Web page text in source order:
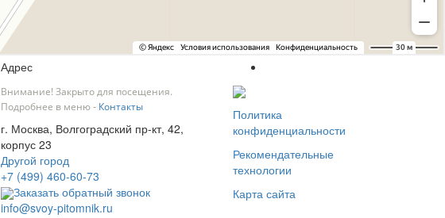
Адрес
Внимание! Закрыто для посещения.
Подробнее в меню - Контакты
г. Москва, Волгоградский пр-кт, 42,
корпус 23
Другой город
+7 (499) 460-60-73
Заказать обратный звонок
info@svoy-pitomnik.ru
Политика
конфиденциальности
Рекомендательные
технологии
Карта сайта